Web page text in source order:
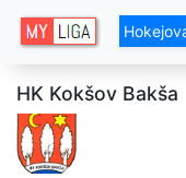
HK Kokšov Bakša